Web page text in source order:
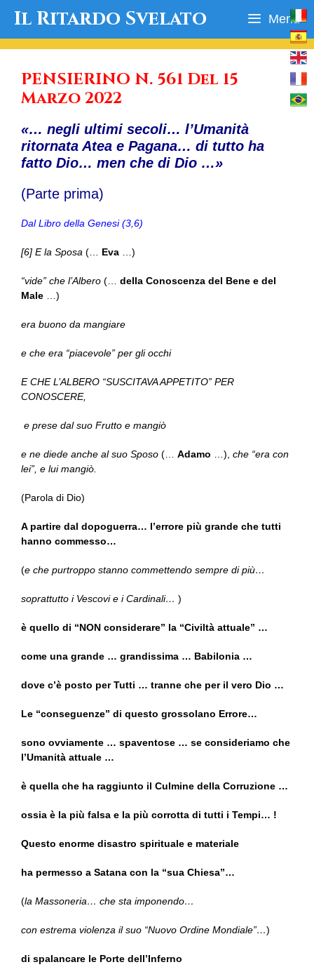
Il Ritardo Svelato Menu
PENSIERINO N. 561 Del 15
Marzo 2022
«… negli ultimi secoli… l’Umanità
ritornata Atea e Pagana… di tutto ha
fatto Dio… men che di Dio …»
(Parte prima)
Dal Libro della Genesi (3,6)
[6] E la Sposa (… Eva …)
“vide” che l’Albero (… della Conoscenza del Bene e del
Male
…)
era buono da mangiare
e che era “piacevole” per gli occhi
E CHE L’ALBERO “SUSCITAVA APPETITO” PER
CONOSCERE,
e prese dal suo Frutto e mangiò
e ne diede anche al suo Sposo (… Adamo …), che “era con
lei”, e lui mangiò.
(Parola di Dio)
A partire dal dopoguerra… l’errore più grande che tutti
hanno commesso…
(e che purtroppo stanno commettendo sempre di più…
soprattutto i Vescovi e i Cardinali… )
è quello di “NON considerare” la “Civiltà attuale” …
come una grande … grandissima … Babilonia …
dove c’è posto per Tutti … tranne che per il vero Dio …
Le “conseguenze” di questo grossolano Errore…
sono ovviamente … spaventose … se consideriamo che
l’Umanità attuale …
è quella che ha raggiunto il Culmine della Corruzione …
ossia è la più falsa e la più corrotta di tutti i Tempi… !
Questo enorme disastro spirituale e materiale
ha permesso a Satana con la “sua Chiesa”…
(la Massoneria… che sta imponendo…
con estrema violenza il suo “Nuovo Ordine Mondiale”…)
di spalancare le Porte dell’Inferno